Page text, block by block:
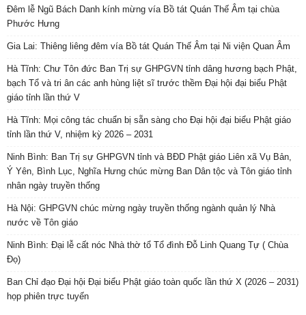
Đêm lễ Ngũ Bách Danh kính mừng vía Bồ tát Quán Thế Âm tại chùa
Phước Hưng
Gia Lai: Thiêng liêng đêm vía Bồ tát Quán Thế Âm tại Ni viện Quan Âm
Hà Tĩnh: Chư Tôn đức Ban Trị sự GHPGVN tỉnh dâng hương bạch Phật,
bạch Tổ và tri ân các anh hùng liệt sĩ trước thềm Đại hội đại biểu Phật
giáo tỉnh lần thứ V
Hà Tĩnh: Mọi công tác chuẩn bị sẵn sàng cho Đại hội đại biểu Phật giáo
tỉnh lần thứ V, nhiệm kỳ 2026 – 2031
Ninh Bình: Ban Trị sự GHPGVN tỉnh và BĐD Phật giáo Liên xã Vụ Bản,
Ý Yên, Bình Lục, Nghĩa Hưng chúc mừng Ban Dân tộc và Tôn giáo tỉnh
nhân ngày truyền thống
Hà Nội: GHPGVN chúc mừng ngày truyền thống ngành quản lý Nhà
nước về Tôn giáo
Ninh Bình: Đại lễ cất nóc Nhà thờ tổ Tổ đình Đỗ Linh Quang Tự ( Chùa
Đọ)
Ban Chỉ đạo Đại hội Đại biểu Phật giáo toàn quốc lần thứ X (2026 – 2031)
họp phiên trực tuyến